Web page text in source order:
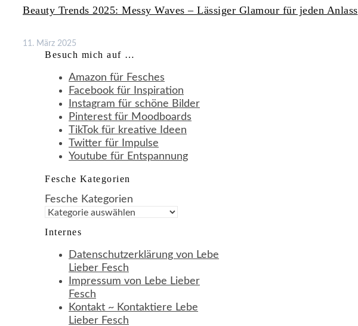
Beauty Trends 2025: Messy Waves – Lässiger Glamour für jeden Anlass
11. März 2025
Besuch mich auf …
Amazon für Fesches
Facebook für Inspiration
Instagram für schöne Bilder
Pinterest für Moodboards
TikTok für kreative Ideen
Twitter für Impulse
Youtube für Entspannung
Fesche Kategorien
Fesche Kategorien
Internes
Datenschutzerklärung von Lebe
Lieber Fesch
Impressum von Lebe Lieber
Fesch
Kontakt ~ Kontaktiere Lebe
Lieber Fesch